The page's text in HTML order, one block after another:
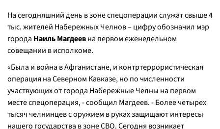
На сегодняшний день в зоне спецоперации служат свыше 4
тыс. жителей Набережных Челнов – цифру обозначил мэр
города Наиль Магдеевна первом еженедельном
совещании в исполкоме.
«Была и война в Афганистане, и контртеррористическая
операция на Северном Кавказе, но по численности
участвующих от города Набережные Челны на первом
месте спецоперация, - сообщил Магдеев. - Более четырех
тысяч челнинцев с оружием в руках защищают интересы
нашего государства в зоне СВО. Сегодня возникает